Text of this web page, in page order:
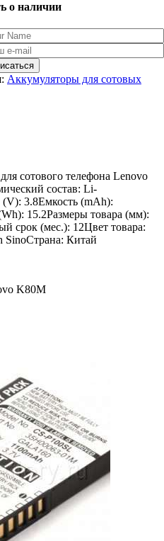
о наличии
Аккумуляторы для сотовых
сотового телефона Lenovo
состав: Li-
3.8Емкость (mAh):
15.2Размеры товара (мм):
срок (мес.): 12Цвет товара:
SinoСтрана: Китай
K80M